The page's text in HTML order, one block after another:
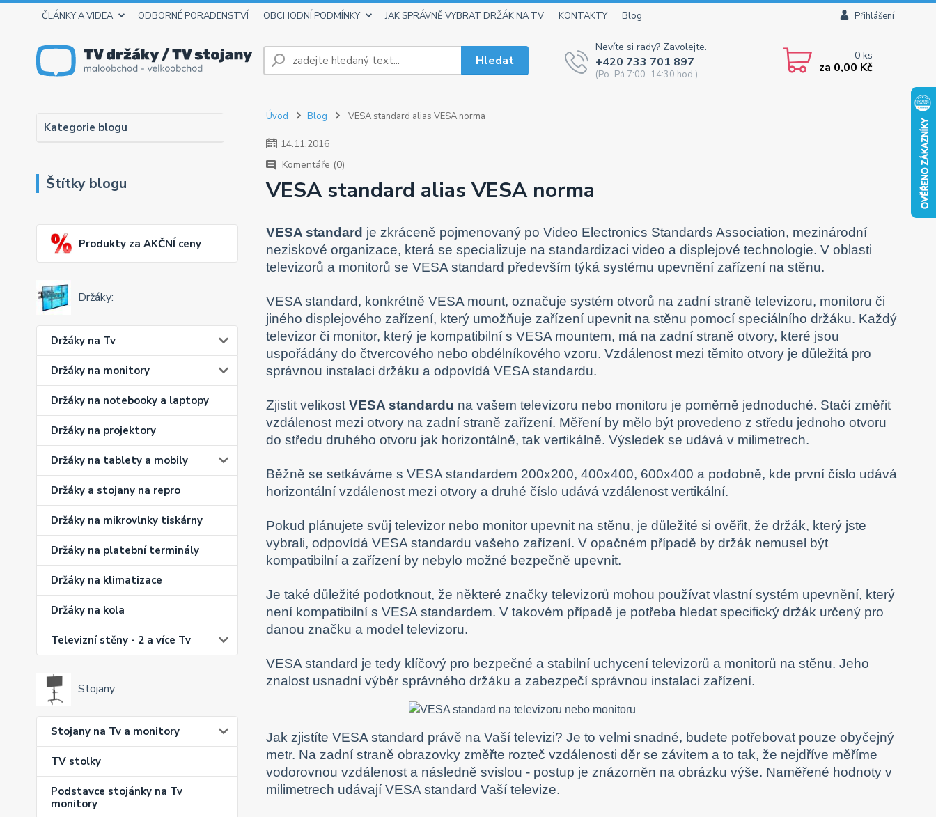
ČLÁNKY A VIDEA ODBORNÉ PORADENSTVÍ OBCHODNÍ PODMÍNKY JAK SPRÁVNĚ VYBRAT DRŽÁK NA TV KONTAKTY Blog Přihlášení
Hledat
Nevíte si rady? Zavolejte.
+420 733 701 897
(Po–Pá 7:00–14:30 hod.)
0ks
za 0,00 Kč
Kategorie blogu
Štítky blogu
Produkty za AKČNÍ ceny
Držáky:
Držáky na Tv
Držáky na monitory
Držáky na notebooky a laptopy
Držáky na projektory
Držáky na tablety a mobily
Držáky a stojany na repro
Držáky na mikrovlnky tiskárny
Držáky na platební terminály
Držáky na klimatizace
Držáky na kola
Televizní stěny - 2 a více Tv
Stojany:
Stojany na Tv a monitory
TV stolky
Podstavce stojánky na Tv
monitory
Úvod Blog VESA standard alias VESA norma
14.11.2016
Komentáře (0)
VESA standard alias VESA norma
VESA standard je zkráceně pojmenovaný po Video Electronics Standards Association, mezinárodní
neziskové organizace, která se specializuje na standardizaci video a displejové technologie. V oblasti
televizorů a monitorů se VESA standard především týká systému upevnění zařízení na stěnu.
VESA standard, konkrétně VESA mount, označuje systém otvorů na zadní straně televizoru, monitoru či
jiného displejového zařízení, který umožňuje zařízení upevnit na stěnu pomocí speciálního držáku. Každý
televizor či monitor, který je kompatibilní s VESA mountem, má na zadní straně otvory, které jsou
uspořádány do čtvercového nebo obdélníkového vzoru. Vzdálenost mezi těmito otvory je důležitá pro
správnou instalaci držáku a odpovídá VESA standardu.
Zjistit velikost VESA standardu na vašem televizoru nebo monitoru je poměrně jednoduché. Stačí změřit
vzdálenost mezi otvory na zadní straně zařízení. Měření by mělo být provedeno z středu jednoho otvoru
do středu druhého otvoru jak horizontálně, tak vertikálně. Výsledek se udává v milimetrech.
Běžně se setkáváme s VESA standardem 200x200, 400x400, 600x400 a podobně, kde první číslo udává
horizontální vzdálenost mezi otvory a druhé číslo udává vzdálenost vertikální.
Pokud plánujete svůj televizor nebo monitor upevnit na stěnu, je důležité si ověřit, že držák, který jste
vybrali, odpovídá VESA standardu vašeho zařízení. V opačném případě by držák nemusel být
kompatibilní a zařízení by nebylo možné bezpečně upevnit.
Je také důležité podotknout, že některé značky televizorů mohou používat vlastní systém upevnění, který
není kompatibilní s VESA standardem. V takovém případě je potřeba hledat specifický držák určený pro
danou značku a model televizoru.
VESA standard je tedy klíčový pro bezpečné a stabilní uchycení televizorů a monitorů na stěnu. Jeho
znalost usnadní výběr správného držáku a zabezpečí správnou instalaci zařízení.
Jak zjistíte VESA standard právě na Vaší televizi? Je to velmi snadné, budete potřebovat pouze obyčejný
metr. Na zadní straně obrazovky změřte rozteč vzdálenosti děr se závitem a to tak, že nejdříve měříme
vodorovnou vzdálenost a následně svislou - postup je znázorněn na obrázku výše. Naměřené hodnoty v
milimetrech udávají VESA standard Vaší televize.